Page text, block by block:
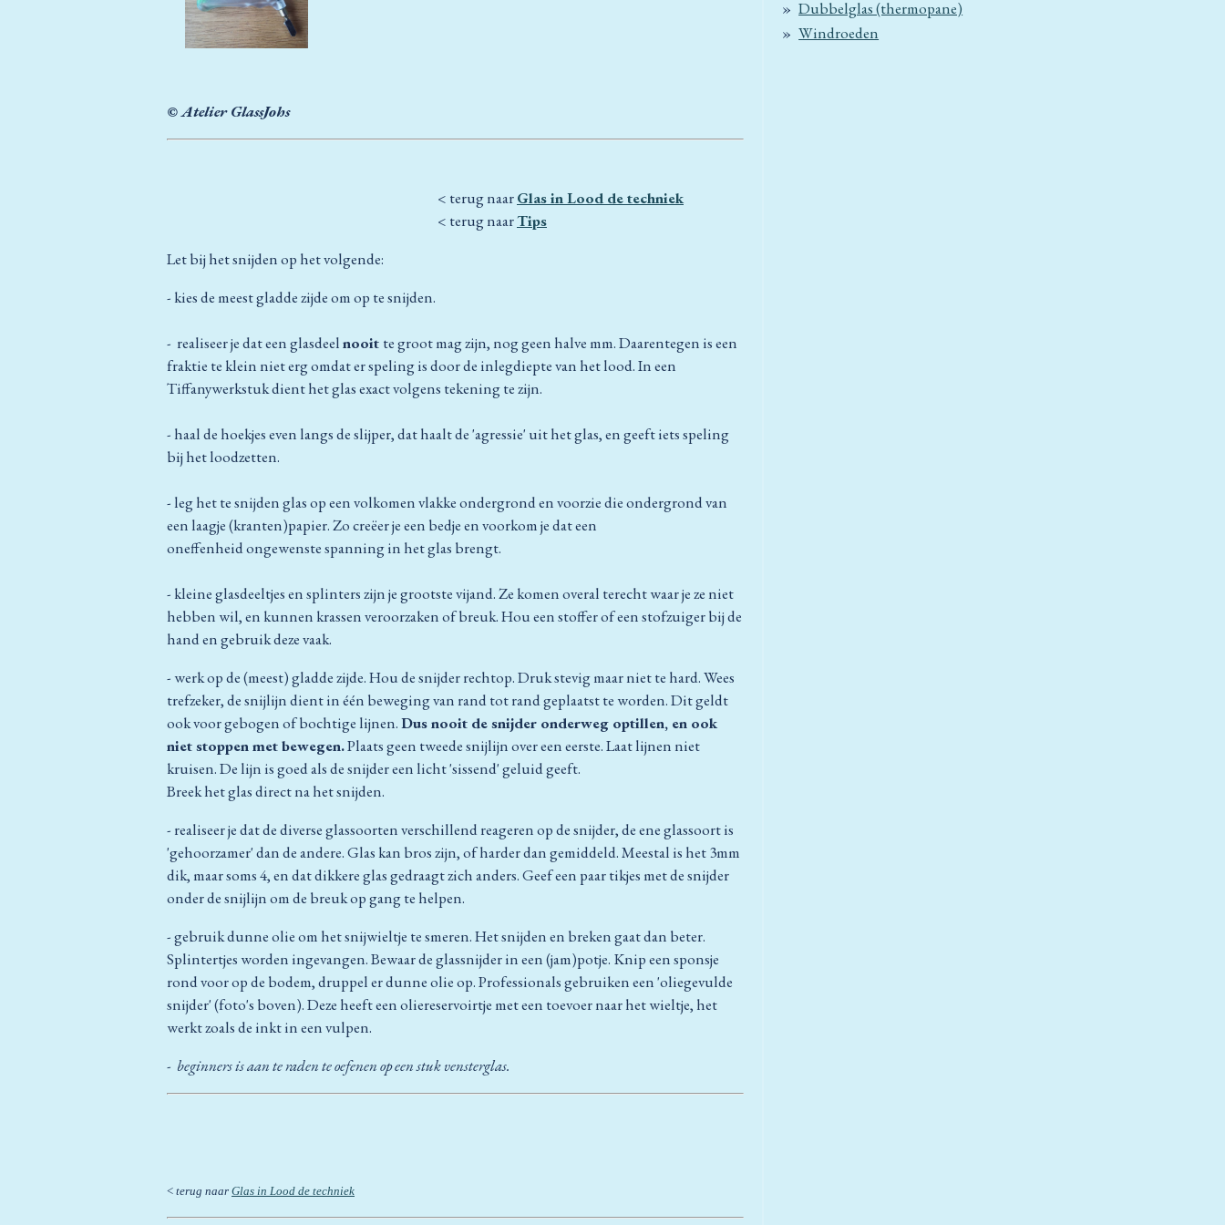
© Atelier GlassJohs
< terug naarGlas in Lood de techniek
< terug naarTips
Let bij het snijden op het volgende:
- kies de meest gladde zijde om op te snijden.
- realiseer je dat een glasdeelnooit te groot mag zijn, nog geen halve mm. Daarentegen is een
fraktie te klein niet erg omdat er speling is door de inlegdiepte van het lood. In een
Tiffanywerkstuk dient het glas exact volgens tekening te zijn.
- haal de hoekjes even langs de slijper, dat haalt de 'agressie' uit het glas, en geeft iets speling
bij het loodzetten.
- leg het te snijden glas op een volkomen vlakke ondergrond en voorzie die ondergrond van
een laagje (kranten)papier. Zo creëer je een bedje en voorkom je dat een
oneffenheid ongewenste spanning in het glas brengt.
- kleine glasdeeltjes en splinters zijn je grootste vijand. Ze komen overal terecht waar je ze niet
hebben wil, en kunnen krassen veroorzaken of breuk. Hou een stoffer of een stofzuiger bij de
hand en gebruik deze vaak.
- werk op de (meest) gladde zijde. Hou de snijder rechtop. Druk stevig maar niet te hard. Wees
trefzeker, de snijlijn dient in één beweging van rand tot rand geplaatst te worden. Dit geldt
ook voor gebogen of bochtige lijnen.Dus nooit de snijder onderweg optillen, en ook
niet stoppen met bewegen.Plaats geen tweede snijlijn over een eerste. Laat lijnen niet
kruisen. De lijn is goed als de snijder een licht 'sissend' geluid geeft.
Breek het glas direct na het snijden.
- realiseer je dat de diverse glassoorten verschillend reageren op de snijder, de ene glassoort is
'gehoorzamer' dan de andere. Glas kan bros zijn, of harder dan gemiddeld. Meestal is het 3mm
dik, maar soms 4, en dat dikkere glas gedraagt zich anders. Geef een paar tikjes met de snijder
onder de snijlijn om de breuk op gang te helpen.
- gebruik dunne olie om het snijwieltje te smeren. Het snijden en breken gaat dan beter.
Splintertjes worden ingevangen. Bewaar de glassnijder in een (jam)potje. Knip een sponsje
rond voor op de bodem, druppel er dunne olie op. Professionals gebruiken een 'oliegevulde
snijder' (foto's boven). Deze heeft een oliereservoirtje met een toevoer naar het wieltje, het
werkt zoals de inkt in een vulpen.
- beginners is aan te raden te oefenen op een stuk vensterglas.
< terug naar Glas in Lood de techniek
Dubbelglas (thermopane)
Windroeden